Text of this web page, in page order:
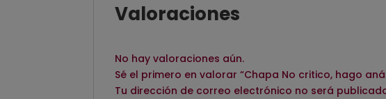
Valoraciones
No hay valoraciones aún.
Sé el primero en valorar “Chapa No critico, hago
Tu dirección de correo electrónico no será